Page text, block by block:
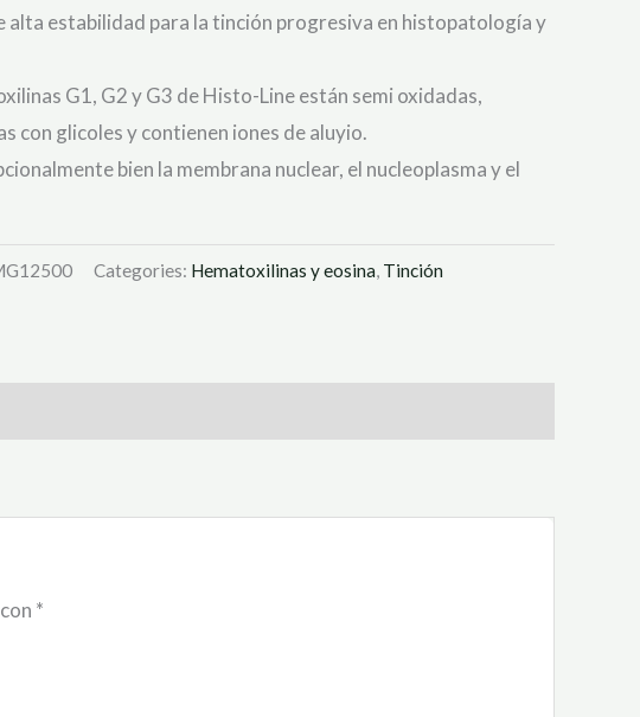
alta estabilidad para la tinción progresiva en histopatología y
G1, G2 y G3 de Histo-Line están semi oxidadas,
con glicoles y contienen iones de aluyio.
bien la membrana nuclear, el nucleoplasma y el
Categories: Hematoxilinas y eosina, Tinción
*